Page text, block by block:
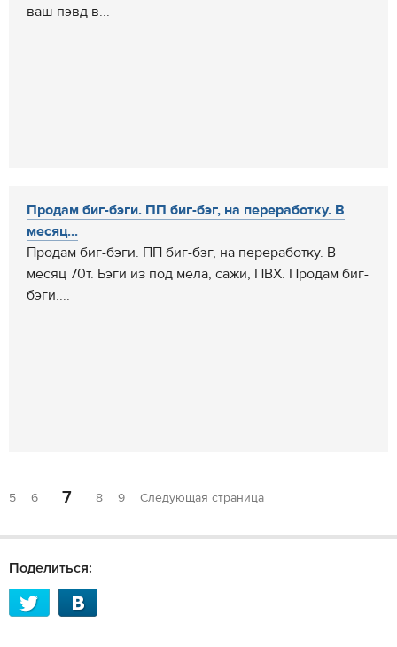
ваш пэвд в...
Продам биг-бэги. ПП биг-бэг, на переработку. В
месяц...
Продам биг-бэги. ПП биг-бэг, на переработку. В
месяц 70т. Бэги из под мела, сажи, ПВХ. Продам биг-
бэги....
5 6 7 8 9 Следующая страница
Поделиться: